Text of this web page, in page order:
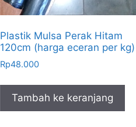
Plastik Mulsa Perak Hitam
120cm (harga eceran per kg)
Rp48.000
Tambah ke keranjang